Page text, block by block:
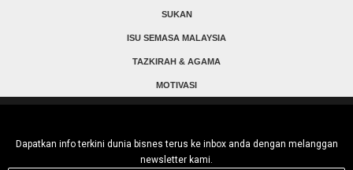
SUKAN
ISU SEMASA MALAYSIA
TAZKIRAH & AGAMA
MOTIVASI
Dapatkan info terkini dunia bisnes terus ke inbox anda dengan melanggan
newsletter kami.